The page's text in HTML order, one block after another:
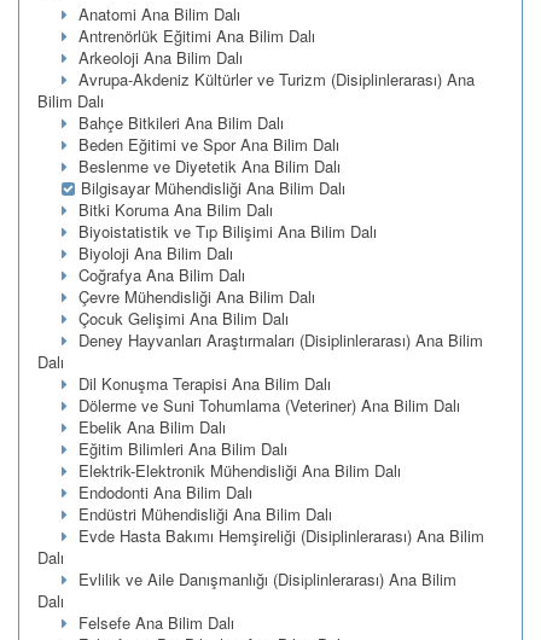
Anatomi Ana Bilim Dalı
Antrenörlük Eğitimi Ana Bilim Dalı
Arkeoloji Ana Bilim Dalı
Avrupa-Akdeniz Kültürler ve Turizm (Disiplinlerarası) Ana
Bilim Dalı
Bahçe Bitkileri Ana Bilim Dalı
Beden Eğitimi ve Spor Ana Bilim Dalı
Beslenme ve Diyetetik Ana Bilim Dalı
Bilgisayar Mühendisliği Ana Bilim Dalı
Bitki Koruma Ana Bilim Dalı
Biyoistatistik ve Tıp Bilişimi Ana Bilim Dalı
Biyoloji Ana Bilim Dalı
Coğrafya Ana Bilim Dalı
Çevre Mühendisliği Ana Bilim Dalı
Çocuk Gelişimi Ana Bilim Dalı
Deney Hayvanları Araştırmaları (Disiplinlerarası) Ana Bilim
Dalı
Dil Konuşma Terapisi Ana Bilim Dalı
Dölerme ve Suni Tohumlama (Veteriner) Ana Bilim Dalı
Ebelik Ana Bilim Dalı
Eğitim Bilimleri Ana Bilim Dalı
Elektrik-Elektronik Mühendisliği Ana Bilim Dalı
Endodonti Ana Bilim Dalı
Endüstri Mühendisliği Ana Bilim Dalı
Evde Hasta Bakımı Hemşireliği (Disiplinlerarası) Ana Bilim
Dalı
Evlilik ve Aile Danışmanlığı (Disiplinlerarası) Ana Bilim
Dalı
Felsefe Ana Bilim Dalı